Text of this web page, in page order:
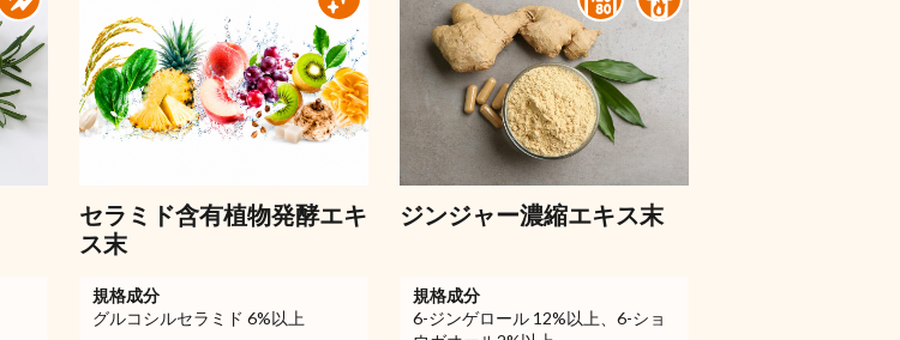
セラミド含有植物発酵エキ
ス末
規格成分
グルコシルセラミド 6%以上
ジンジャー濃縮エキス末
規格成分
6-ジンゲロール 12%以上、6-ショ